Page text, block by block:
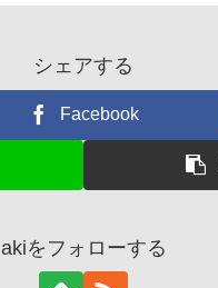
シェアする
Facebook
akiをフォローする